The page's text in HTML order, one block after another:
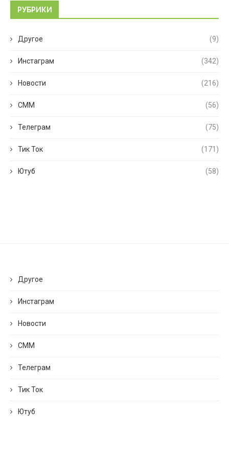
РУБРИКИ
Другое (9)
Инстаграм (342)
Новости (216)
СММ (56)
Телеграм (75)
Тик Ток (171)
Ютуб (58)
Другое
Инстаграм
Новости
СММ
Телеграм
Тик Ток
Ютуб